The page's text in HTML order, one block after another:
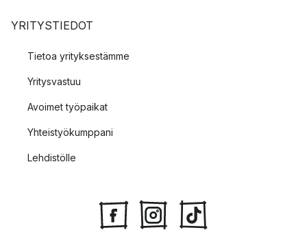
YRITYSTIEDOT
Tietoa yrityksestämme
Yritysvastuu
Avoimet työpaikat
Yhteistyökumppani
Lehdistölle